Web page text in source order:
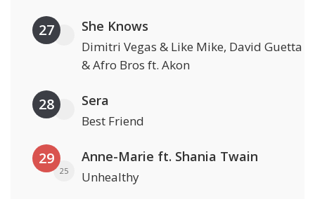
27 She Knows
Dimitri Vegas & Like Mike, David Guetta
& Afro Bros ft. Akon
28 Sera
Best Friend
29
25
Anne-Marie ft. Shania Twain
Unhealthy